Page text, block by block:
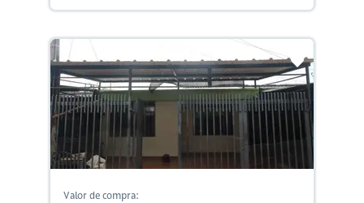
Valor de compra: